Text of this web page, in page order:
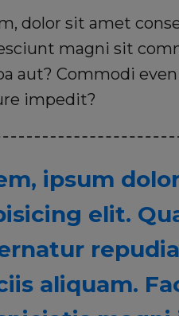
dolor sit amet
magni sit
aut? Commodi
impedit?
ipsum
elit.
aliquam.